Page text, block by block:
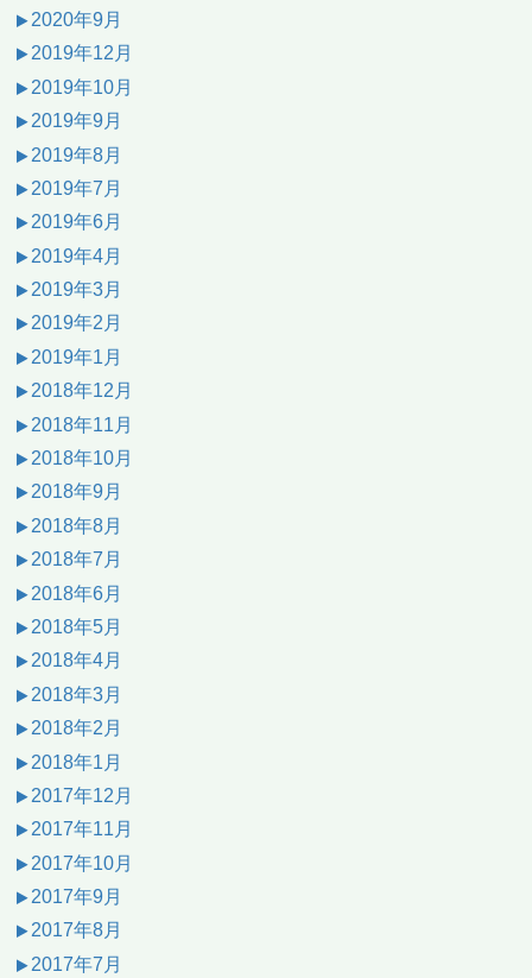
2020年9月
2019年12月
2019年10月
2019年9月
2019年8月
2019年7月
2019年6月
2019年4月
2019年3月
2019年2月
2019年1月
2018年12月
2018年11月
2018年10月
2018年9月
2018年8月
2018年7月
2018年6月
2018年5月
2018年4月
2018年3月
2018年2月
2018年1月
2017年12月
2017年11月
2017年10月
2017年9月
2017年8月
2017年7月